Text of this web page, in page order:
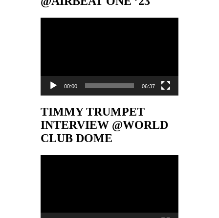
00:00 06:37
TIMMY TRUMPET
INTERVIEW @WORLD
CLUB DOME